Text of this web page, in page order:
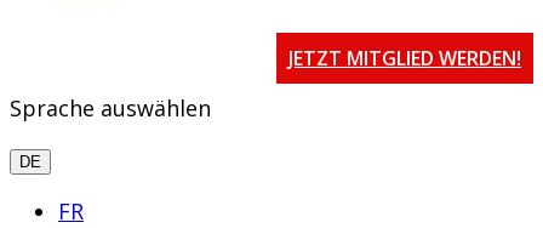
JETZT MITGLIED WERDEN!
Sprache auswählen
DE
FR